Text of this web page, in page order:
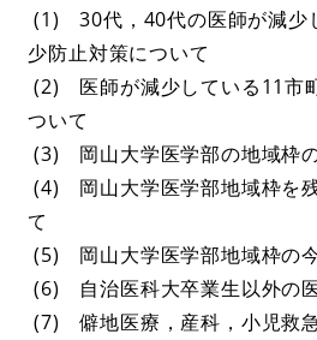
(1) 30代，40代の医師が減少
少防止対策について
(2) 医師が減少している11市
ついて
(3) 岡山大学医学部の地域枠
(4) 岡山大学医学部地域枠を
て
(5) 岡山大学医学部地域枠の
(6) 自治医科大卒業生以外の
(7) 僻地医療，産科，小児救